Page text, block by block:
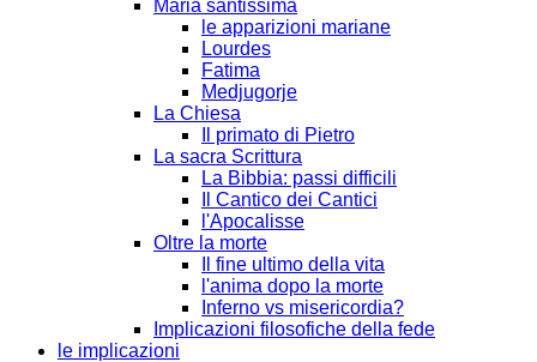
Maria santissima
le apparizioni mariane
Lourdes
Fatima
Medjugorje
La Chiesa
Il primato di Pietro
La sacra Scrittura
La Bibbia: passi difficili
Il Cantico dei Cantici
l'Apocalisse
Oltre la morte
Il fine ultimo della vita
l'anima dopo la morte
Inferno vs misericordia?
Implicazioni filosofiche della fede
le implicazioni